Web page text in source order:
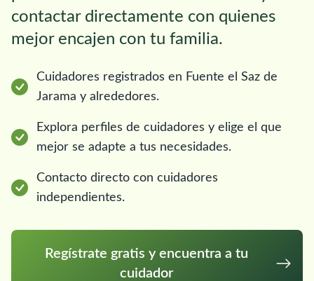
contactar directamente con quienes
mejor encajen con tu familia.
Cuidadores registrados en Fuente el Saz de
Jarama y alrededores.
Explora perfiles de cuidadores y elige el que
mejor se adapte a tus necesidades.
Contacto directo con cuidadores
independientes.
Regístrate gratis y encuentra a tu
cuidador